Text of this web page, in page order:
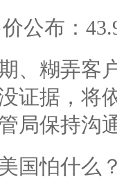
公布：
、糊弄客
证据，将
局保持沟
国怕什么